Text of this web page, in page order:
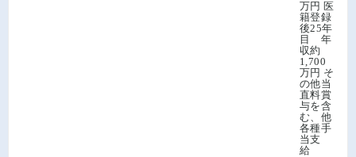
万円 医
籍登録
後25年
目 年
収約
1,700
万円 そ
の他当
直料賞
与を含
む、他
各種手
当支
給